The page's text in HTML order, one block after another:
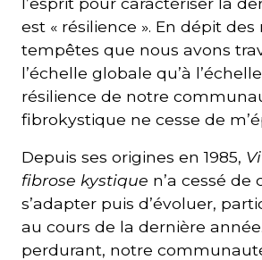
est « résilience ». En dépit
tempêtes que nous avons
l’échelle globale qu’à
résilience de notre
fibrokystique ne cesse de
Depuis ses origines en 1985,
fibrose kystique n’a cessé de
s’adapter puis d’évoluer,
au cours de la dernière
perdurant, notre